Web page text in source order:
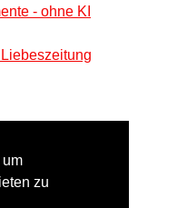
um
zu
- ohne KI